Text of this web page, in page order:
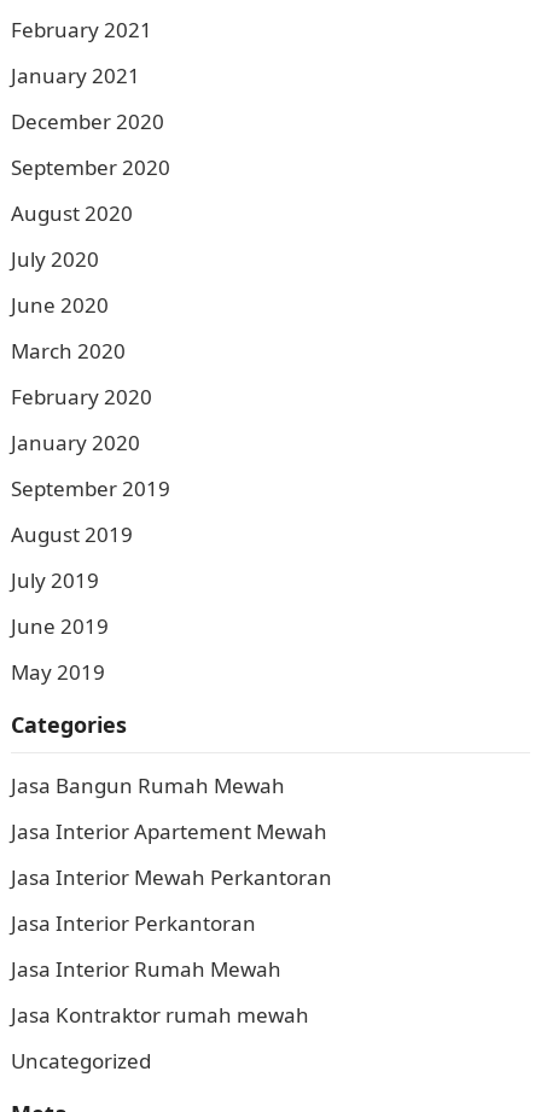
February 2021
January 2021
December 2020
September 2020
August 2020
July 2020
June 2020
March 2020
February 2020
January 2020
September 2019
August 2019
July 2019
June 2019
May 2019
Categories
Jasa Bangun Rumah Mewah
Jasa Interior Apartement Mewah
Jasa Interior Mewah Perkantoran
Jasa Interior Perkantoran
Jasa Interior Rumah Mewah
Jasa Kontraktor rumah mewah
Uncategorized